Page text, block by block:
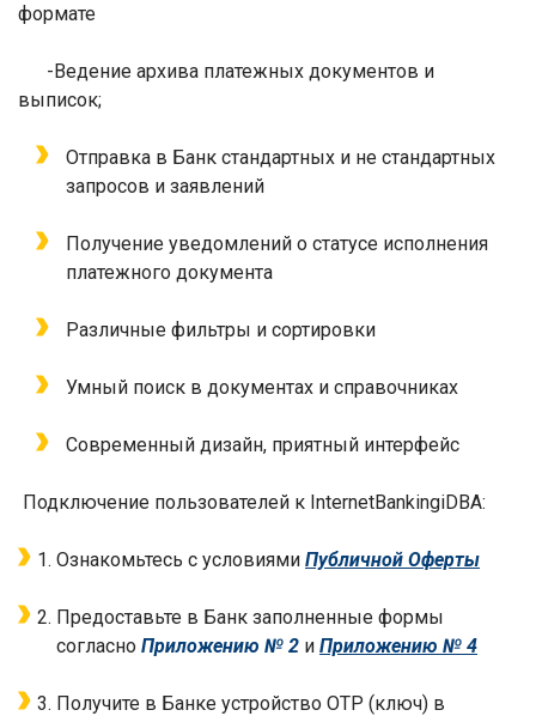
формате
-Ведение архива платежных документов и
выписок;
Отправка в Банк стандартных и не стандартных
запросов и заявлений
Получение уведомлений о статусе исполнения
платежного документа
Различные фильтры и сортировки
Умный поиск в документах и справочниках
Cовременный дизайн, приятный интерфейс
Подключение пользователей к InternetBankingiDBA:
Ознакомьтесь с условиями Публичной Оферты
Предоставьте в Банк заполненные формы
согласно Приложению № 2 и Приложению № 4
Получите в Банке устройство OTP (ключ) в